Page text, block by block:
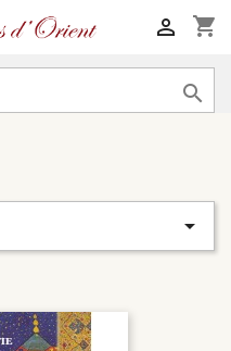
shopping_cart


